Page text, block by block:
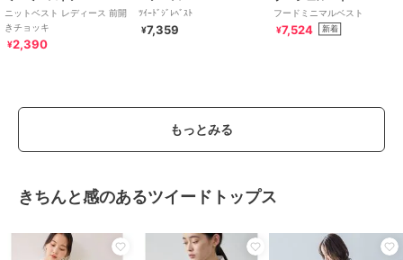
ニットベスト レディース 前開
きチョッキ
¥2,390
ﾂｲｰﾄﾞｼﾞﾚﾍﾞｽﾄ
¥7,359
フードミニマルベスト
¥7,524 新着
もっとみる
きちんと感のあるツイードトップス